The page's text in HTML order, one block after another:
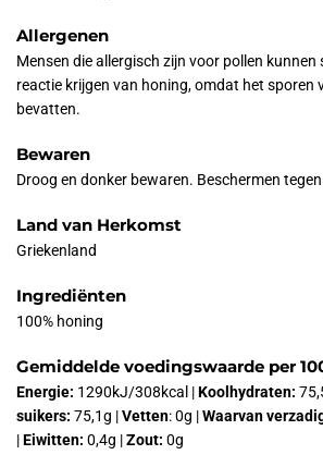
Allergenen
Mensen die allergisch zijn voor pollen kunnen
reactie krijgen van honing, omdat het sporen
bevatten.
Bewaren
Droog en donker bewaren. Beschermen
Land van Herkomst
Griekenland
Ingrediënten
100% honing
Gemiddelde voedingswaarde per
Energie: 1290kJ/308kcal |Koolhydraten:
suikers: 75,1g |Vetten: 0g |Waarvan
|Eiwitten: 0,4g |Zout: 0g